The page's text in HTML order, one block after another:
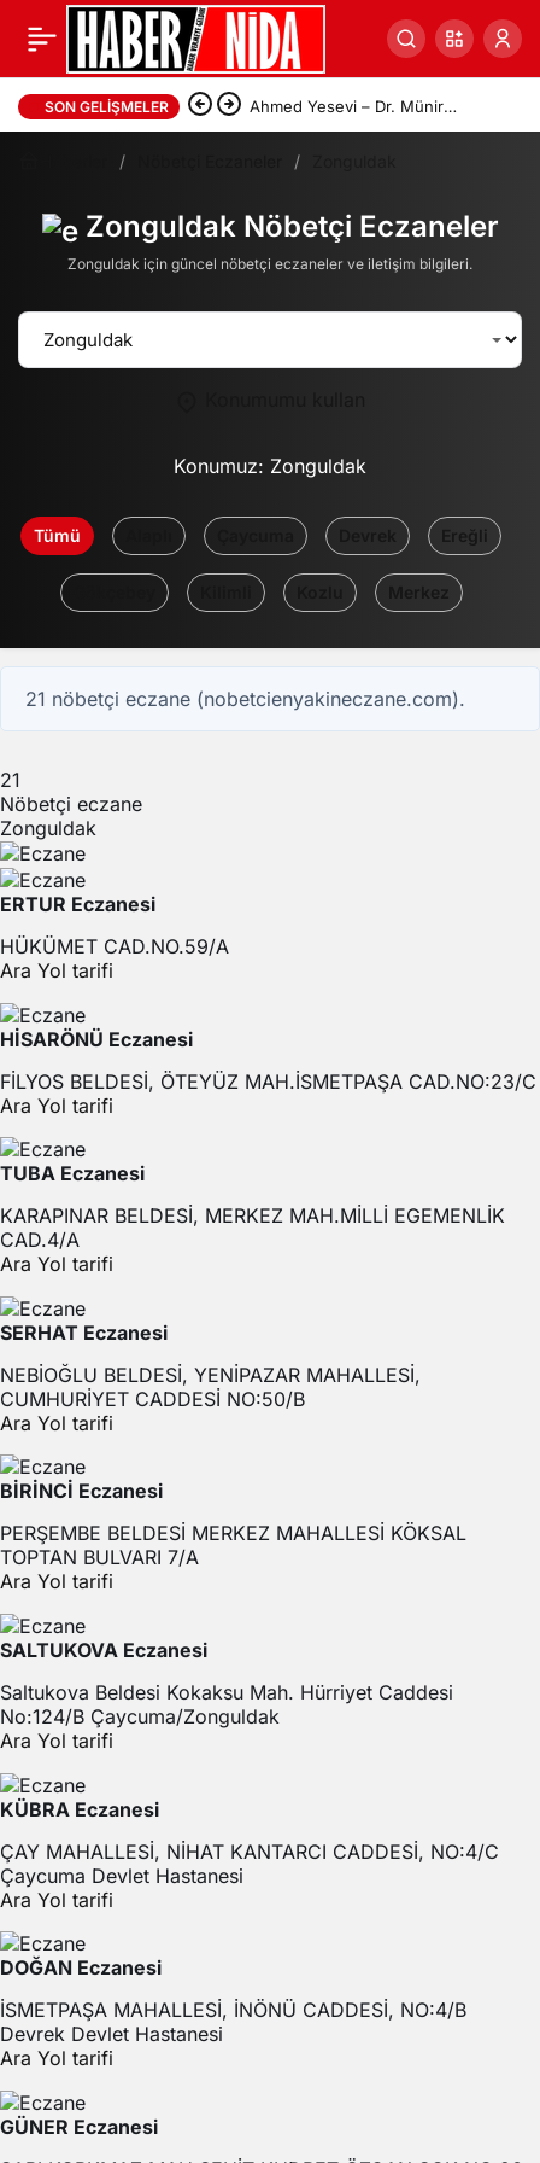
SON GELIŞMELER Ahmed Yesevi – Dr. Münir
Derman
Zonguldak Nöbetçi Eczaneler
Zonguldak için güncel nöbetçi eczaneler ve iletişim bilgileri.
Konumuz: Zonguldak
Tümü Ereğli
Merkez
21 nöbetçi eczane (nobetcienyakineczane.com).
21
Nöbetçi eczane
Zonguldak
ERTUR Eczanesi
HÜKÜMET CAD.NO.59/A
Ara Yol tarifi
HİSARÖNÜ Eczanesi
FİLYOS BELDESİ, ÖTEYÜZ MAH.İSMETPAŞA CAD.NO:23/C
Ara Yol tarifi
TUBA Eczanesi
KARAPINAR BELDESİ, MERKEZ MAH.MİLLİ EGEMENLİK
CAD.4/A
Ara Yol tarifi
SERHAT Eczanesi
NEBİOĞLU BELDESİ, YENİPAZAR MAHALLESİ,
CUMHURİYET CADDESİ NO:50/B
Ara Yol tarifi
BİRİNCİ Eczanesi
PERŞEMBE BELDESİ MERKEZ MAHALLESİ KÖKSAL
TOPTAN BULVARI 7/A
Ara Yol tarifi
SALTUKOVA Eczanesi
Saltukova Beldesi Kokaksu Mah. Hürriyet Caddesi
No:124/B Çaycuma/Zonguldak
Ara Yol tarifi
KÜBRA Eczanesi
ÇAY MAHALLESİ, NİHAT KANTARCI CADDESİ, NO:4/C
Çaycuma Devlet Hastanesi
Ara Yol tarifi
DOĞAN Eczanesi
İSMETPAŞA MAHALLESİ, İNÖNÜ CADDESİ, NO:4/B
Devrek Devlet Hastanesi
Ara Yol tarifi
GÜNER Eczanesi